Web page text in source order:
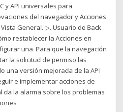
y API universales para
del navegador y Acciones
General. ▷. Usuario de Back
restablecer la Acciones en
una Para que la navegación
la solicitud de permiso las
una versión mejorada de la API
e implementar acciones de
da la alarma sobre los problemas